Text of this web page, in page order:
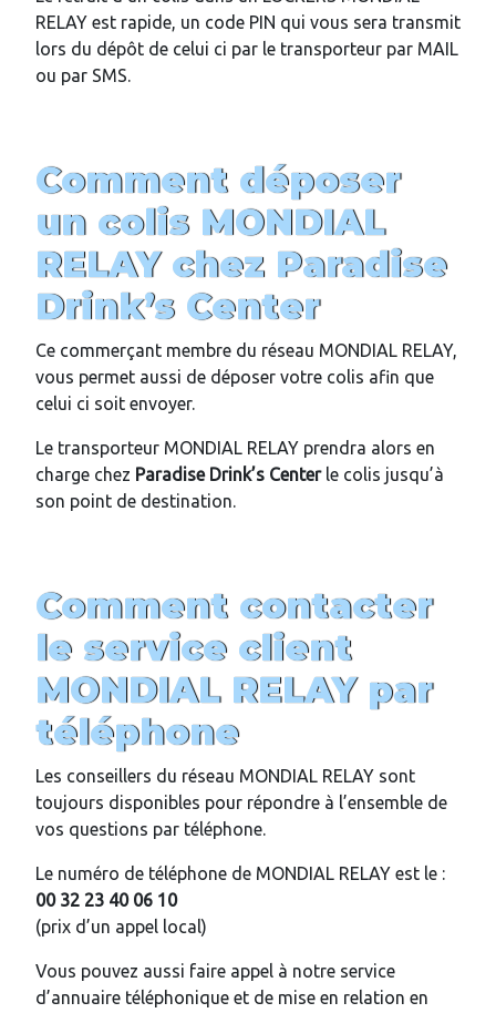
RELAY est rapide, un code PIN qui vous sera transmit
lors du dépôt de celui ci par le transporteur par MAIL
ou par SMS.
Comment déposer
un colis MONDIAL
RELAY chez Paradise
Drink’s Center
Ce commerçant membre du réseau MONDIAL RELAY,
vous permet aussi de déposer votre colis afin que
celui ci soit envoyer.
Le transporteur MONDIAL RELAY prendra alors en
charge chez Paradise Drink’s Centerle colis jusqu’à
son point de destination.
Comment contacter
le service client
MONDIAL RELAY par
téléphone
Les conseillers du réseau MONDIAL RELAY sont
toujours disponibles pour répondre à l’ensemble de
vos questions par téléphone.
Le numéro de téléphone de MONDIAL RELAY est le :
00 32 23 40 06 10
(prix d’un appel local)
Vous pouvez aussi faire appel à notre service
d’annuaire téléphonique et de mise en relation en